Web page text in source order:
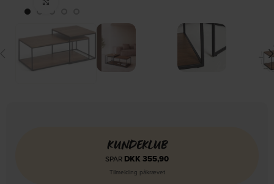
KUNDEKLUB
SPAR DKK 355,90
Tilmelding påkrævet